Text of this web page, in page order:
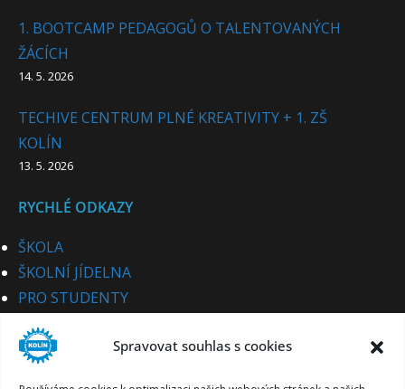
Spravovat souhlas s cookies
1. BOOTCAMP PEDAGOGŮ O TALENTOVANÝCH
ŽÁCÍCH
14. 5. 2026
TECHIVE CENTRUM PLNÉ KREATIVITY + 1. ZŠ
KOLÍN
13. 5. 2026
RYCHLÉ ODKAZY
ŠKOLA
ŠKOLNÍ JÍDELNA
PRO STUDENTY
PRO UCHAZEČE
STUDIJNÍ OBORY